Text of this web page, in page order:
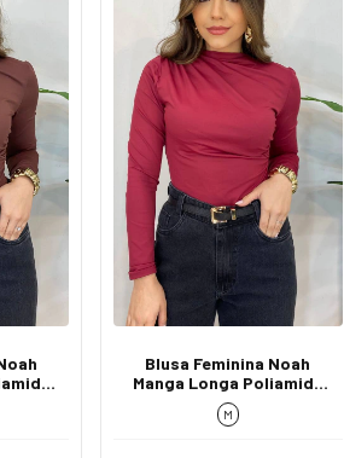
Blusa Feminina Noah
Manga Longa Poliamida
Detalhe Franzido Marsala
M